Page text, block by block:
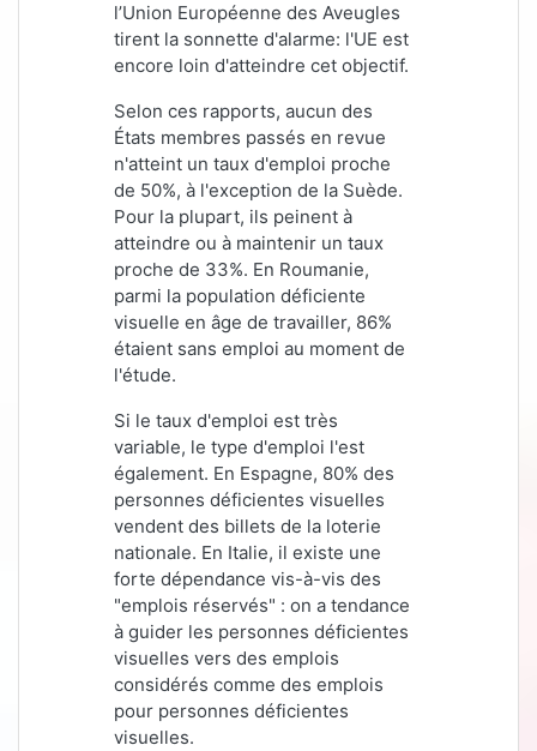
l’Union Européenne des Aveugles
tirent la sonnette d'alarme: l'UE est
encore loin d'atteindre cet objectif.
Selon ces rapports, aucun des
États membres passés en revue
n'atteint un taux d'emploi proche
de 50%, à l'exception de la Suède.
Pour la plupart, ils peinent à
atteindre ou à maintenir un taux
proche de 33%. En Roumanie,
parmi la population déficiente
visuelle en âge de travailler, 86%
étaient sans emploi au moment de
l'étude.
Si le taux d'emploi est très
variable, le type d'emploi l'est
également. En Espagne, 80% des
personnes déficientes visuelles
vendent des billets de la loterie
nationale. En Italie, il existe une
forte dépendance vis-à-vis des
"emplois réservés" : on a tendance
à guider les personnes déficientes
visuelles vers des emplois
considérés comme des emplois
pour personnes déficientes
visuelles.